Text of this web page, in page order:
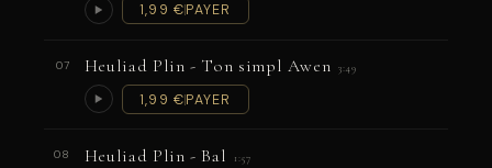
1,99 €PAYER
07 Heuliad Plin - Ton simpl Awen 3:49
1,99 €PAYER
08 Heuliad Plin - Bal 1:57